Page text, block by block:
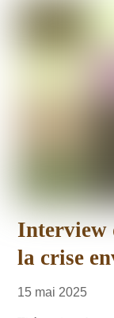
Interview
la crise
15 mai 2025